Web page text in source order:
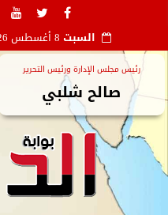
السبت
رئيس مجلس الإدارة ورئيس التحرير
صالح شلبي